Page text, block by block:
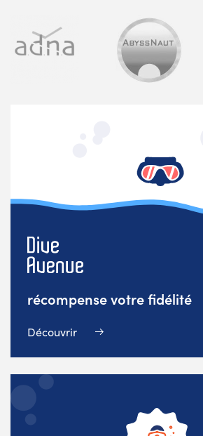
récompense votre fidélité
Découvrir